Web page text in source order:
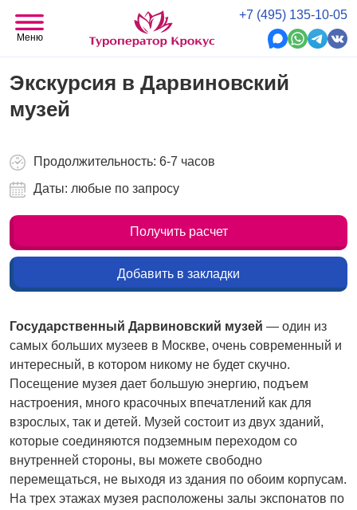
+7 (495) 135-10-05
Меню
Экскурсия в Дарвиновский
музей
Продолжительность: 6-7 часов
Даты: любые по запросу
Получить расчет
Добавить в закладки
Государственный Дарвиновский музей — один из
самых больших музеев в Москве, очень современный и
интересный, в котором никому не будет скучно.
Посещение музея дает большую энергию, подъем
настроения, много красочных впечатлений как для
взрослых, так и детей. Музей состоит из двух зданий,
которые соединяются подземным переходом со
внутренней стороны, вы можете свободно
перемещаться, не выходя из здания по обоим корпусам.
На трех этажах музея расположены залы экспонатов по